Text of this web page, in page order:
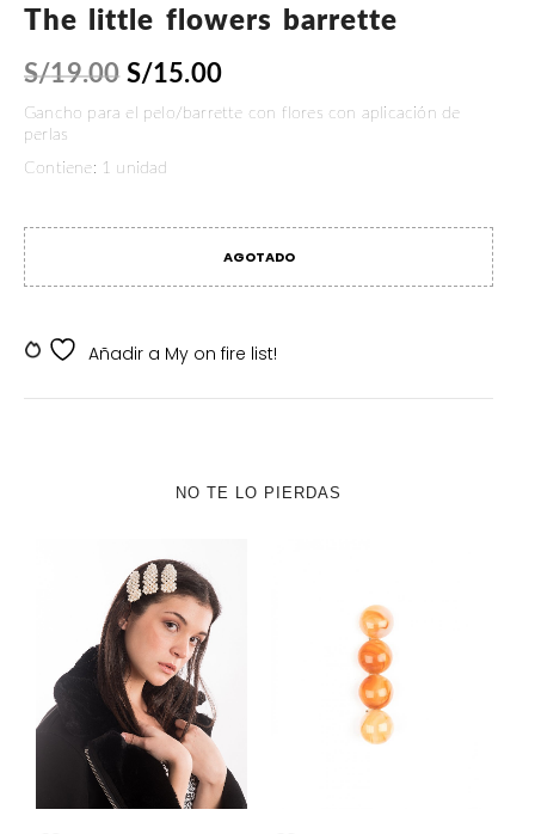
The little flowers barrette
S/19.00 S/15.00
Gancho para el pelo/barrette con flores con aplicación de
perlas
Contiene: 1 unidad
AGOTADO
Añadir a My on fire list!
SKU:SKDV-000054
NO TE LO PIERDAS